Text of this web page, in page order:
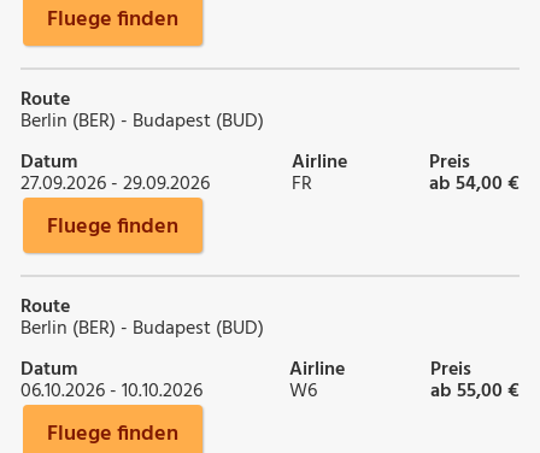
Fluege finden
Route
Berlin (BER) - Budapest (BUD)
Datum
27.09.2026 - 29.09.2026
Airline
FR
Preis
ab 54,00 €
Fluege finden
Route
Berlin (BER) - Budapest (BUD)
Datum
06.10.2026 - 10.10.2026
Airline
W6
Preis
ab 55,00 €
Fluege finden